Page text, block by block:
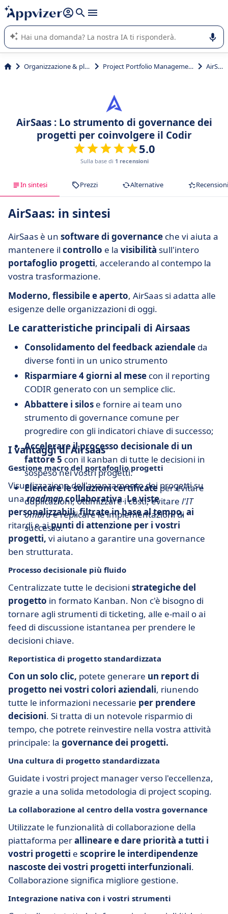
righe con
shift + enter
L'IA di Appvizer vi guida nell'utilizzo o nella scelta di un
software SaaS per la vostra azienda.
Organizzazione & planning Project Portfolio Management (PPM) AirSaas
AirSaas : Lo strumento di governance dei
progetti per coinvolgere il Codir
5.0
Sulla base di 1 recensioni
In sintesi Prezzi Alternative Recensioni
AirSaas: in sintesi
AirSaas è un softwaredi governance che vi aiuta a
mantenere il controllo e la visibilità sull'intero
portafoglio progetti, accelerando al contempo la
vostra trasformazione.
Moderno, flessibile e aperto, AirSaas si adatta alle
esigenze delle organizzazioni di oggi.
Le caratteristiche principali di Airsaas
Consolidamento del feedback aziendale da
diverse fonti in un unico strumento
Risparmiare 4 giorni al mese con il reporting
CODIR generato con un semplice clic.
Abbattere i silos e fornire ai team uno
strumento di governance comune per
progredire con gli indicatori chiave di successo;
Accelerare il processo decisionale di un
fattore 5 con il kanban di tutte le decisioni in
sospeso nei vostri progetti.
Elencare le soluzioni certificate per evitare
duplicazioni, ottimizzare i costi, evitare l'IT
ombrae replicare le implementazioni di
successo.
I vantaggi di Airsaas
Gestione macro del portafoglio progetti
Visualizzazione dell'avanzamento dei progetti su
unaroadmapcollaborativa.Le viste
personalizzabili,filtrate in base al tempo, ai
ritardi e aipunti di attenzione per i vostri
progetti, vi aiutano a garantire una governance
ben strutturata.
Processo decisionale più fluido
Centralizzate tutte le decisioni strategiche del
progetto in formato Kanban. Non c'è bisogno di
tornare agli strumenti di ticketing, alle e-mail o ai
feed di discussione istantanea per prendere le
decisioni chiave.
Reportistica di progetto standardizzata
Con un solo clic, potete generare un report di
progetto nei vostri colori aziendali, riunendo
tutte le informazioni necessarie per prendere
decisioni. Si tratta di un notevole risparmio di
tempo, che potrete reinvestire nella vostra attività
principale: la governance dei progetti.
Una cultura di progetto standardizzata
Guidate i vostri project manager verso l'eccellenza,
grazie a una solida metodologia di project scoping.
La collaborazione al centro della vostra governance
Utilizzate le funzionalità di collaborazione della
piattaforma perallineare e dare priorità a tutti i
vostri progetti e scoprire le interdipendenze
nascoste dei vostri progetti interfunzionali.
Collaborazione significa migliore gestione.
Integrazione nativa con i vostri strumenti